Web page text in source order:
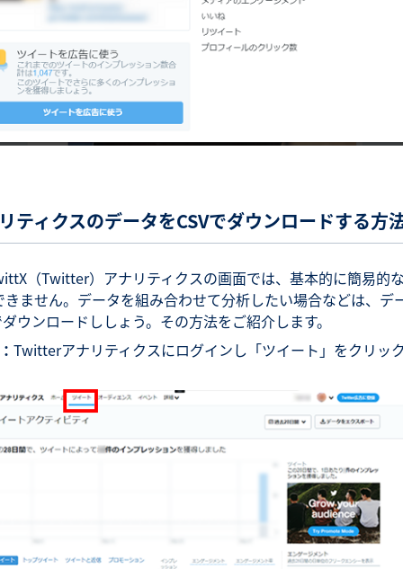
ティクスのデータをCSVでダウンロードする方
（Twitter）アナリティクスの画面では、基本的に簡易的
きません。データを組み合わせて分析したい場合などは、デ
ウンロードししょう。その方法をご紹介します。
Twitterアナリティクスにログインし「ツイート」をクリッ